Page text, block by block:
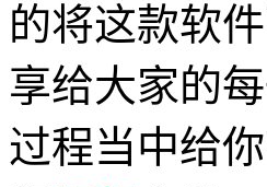
的将这款软
享给大家的
过程当中给